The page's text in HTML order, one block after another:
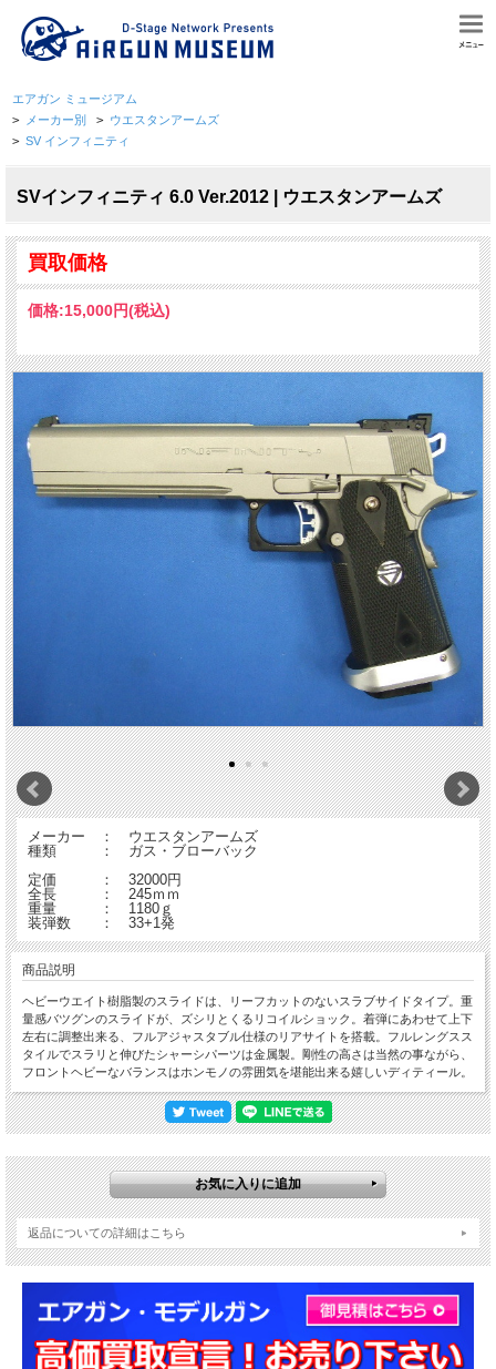
エアガン ミュージアム
> メーカー別 > ウエスタンアームズ
> SV インフィニティ
SVインフィニティ 6.0 Ver.2012 | ウエスタンアームズ
買取価格
価格:15,000円(税込)
メーカー ： ウエスタンアームズ
種類 ： ガス・ブローバック
定価 ： 32000円
全長 ： 245ｍｍ
重量 ： 1180ｇ
装弾数 ： 33+1発
商品説明
ヘビーウエイト樹脂製のスライドは、リーフカットのないスラブサイドタイプ。重
量感バツグンのスライドが、ズシリとくるリコイルショック。着弾にあわせて上下
左右に調整出来る、フルアジャスタブル仕様のリアサイトを搭載。フルレングスス
タイルでスラリと伸びたシャーシパーツは金属製。剛性の高さは当然の事ながら、
フロントヘビーなバランスはホンモノの雰囲気を堪能出来る嬉しいディティール。
返品についての詳細はこちら